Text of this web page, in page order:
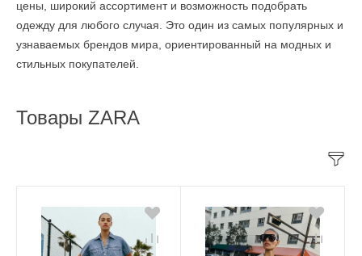
цены, широкий ассортимент и возможность подобрать
одежду для любого случая. Это один из самых популярных и
узнаваемых брендов мира, ориентированный на модных и
стильных покупателей.
Товары ZARA